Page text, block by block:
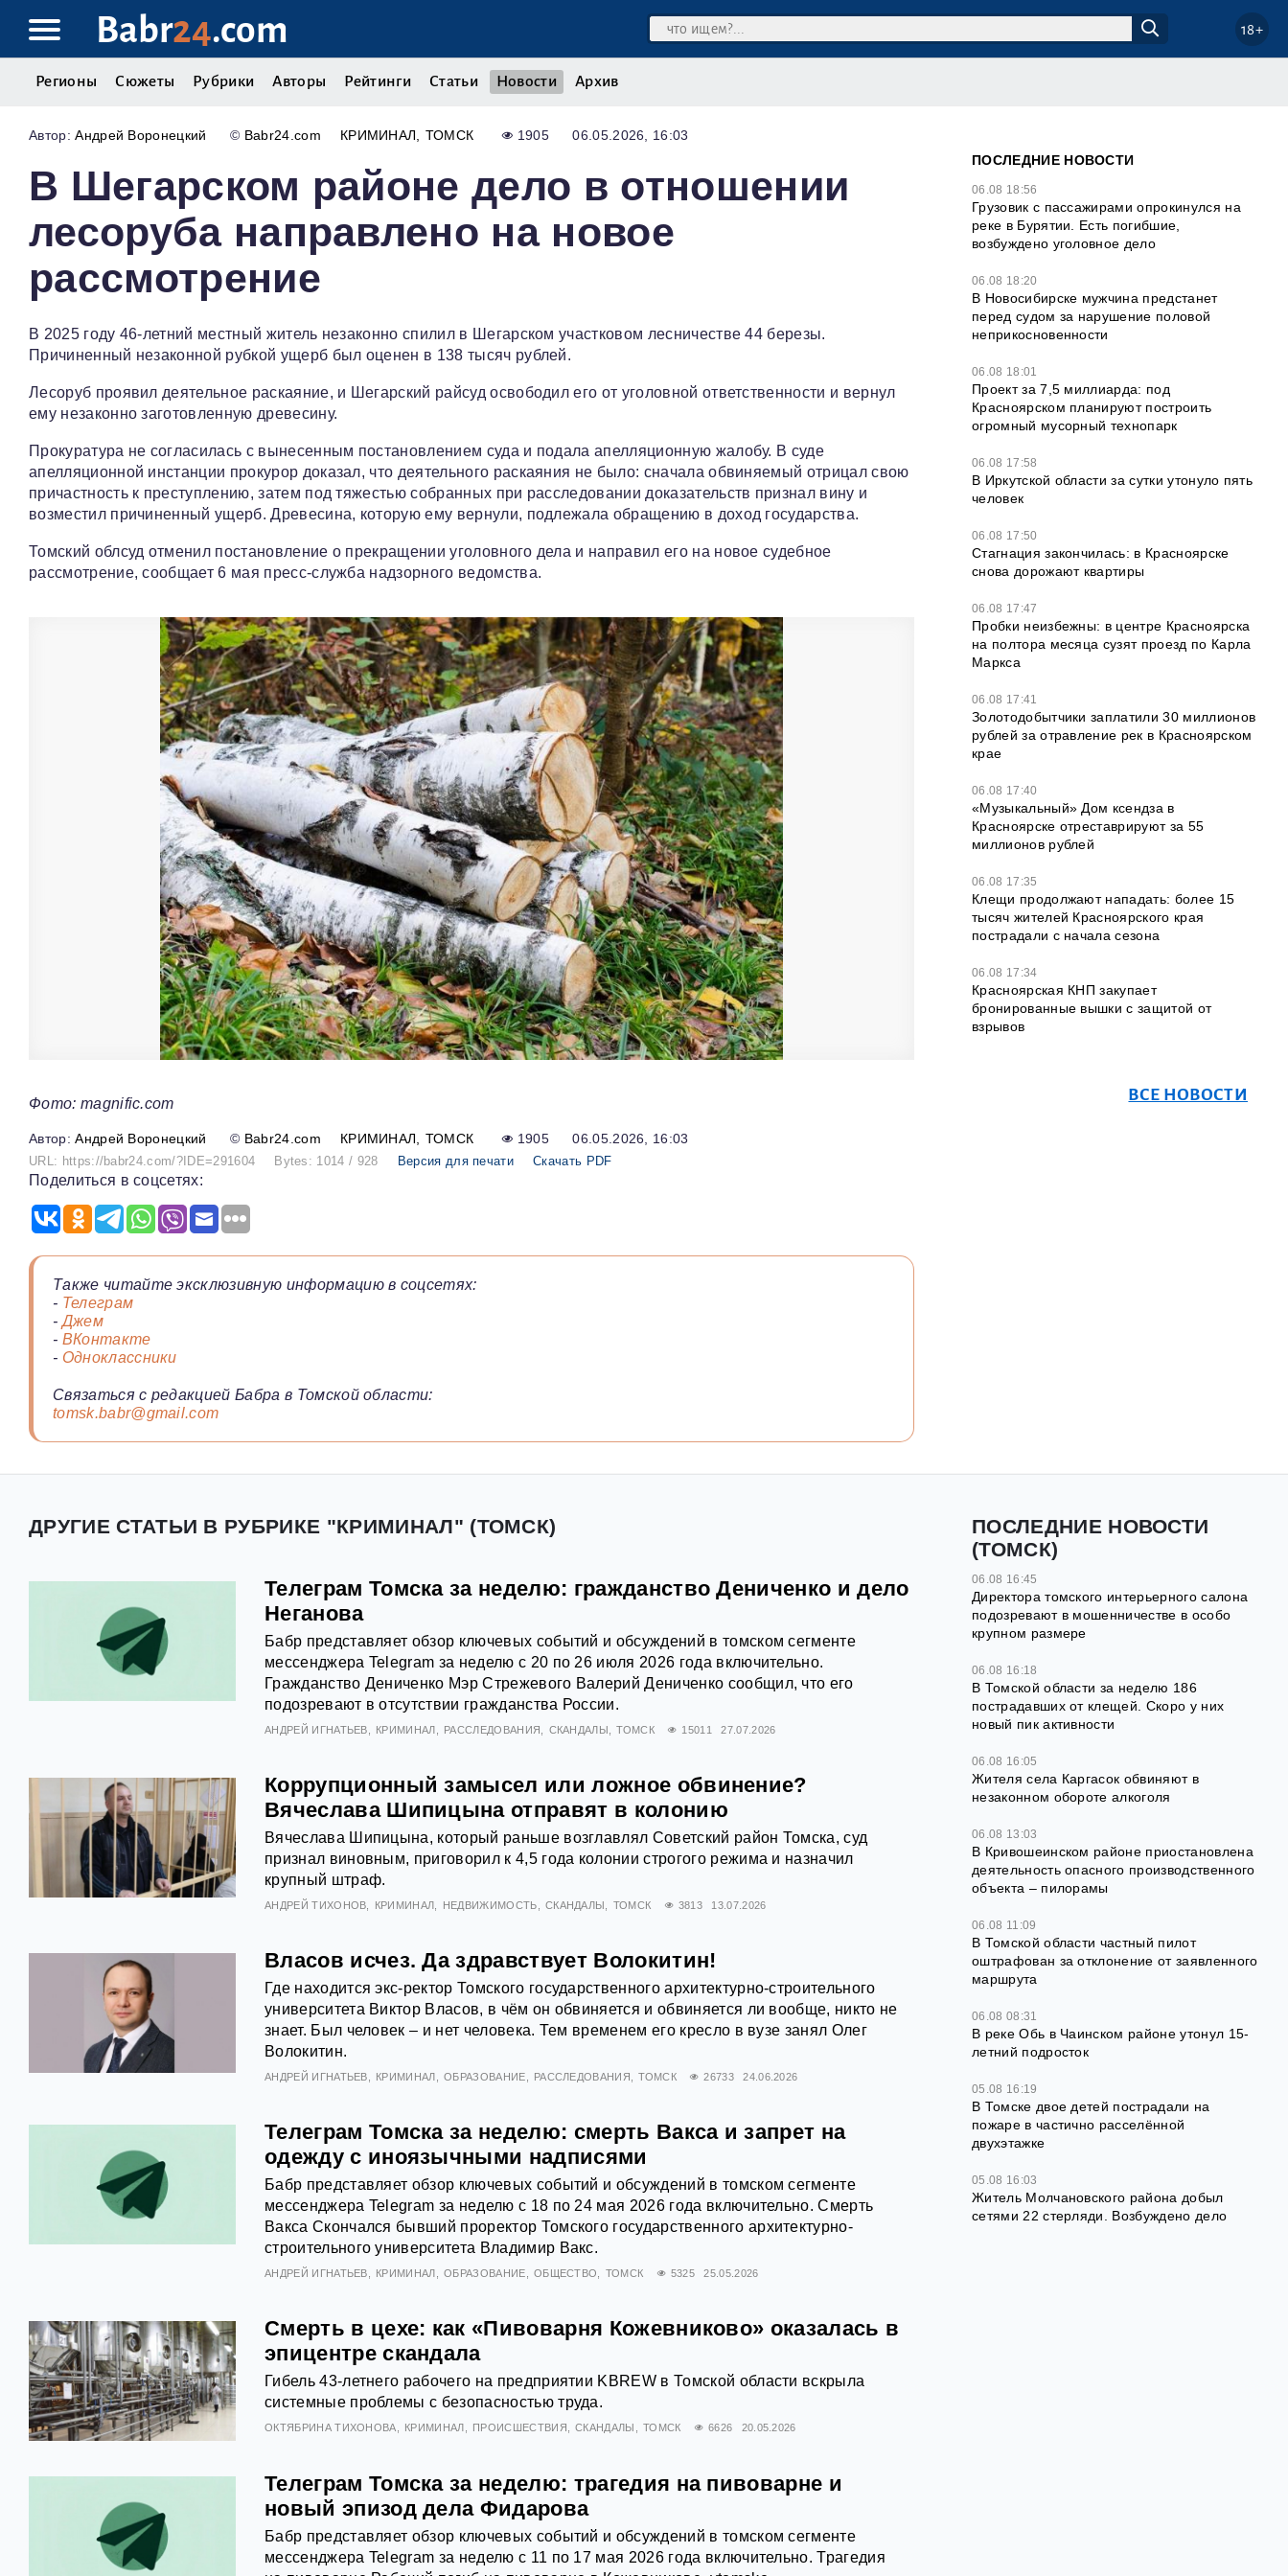
Babr24.com 18+
Регионы Сюжеты Рубрики Авторы Рейтинги Статьи Новости Архив
Андрей Воронецкий © Babr24.com КРИМИНАЛ ТОМСК 1905 06.05.2026, 16:03
В Шегарском районе дело в отношении
лесоруба направлено на новое
рассмотрение
В 2025 году 46-летний местный житель незаконно спилил в Шегарском участковом лесничестве 44 березы.
Причиненный незаконной рубкой ущерб был оценен в 138 тысяч рублей.
Лесоруб проявил деятельное раскаяние, и Шегарский райсуд освободил его от уголовной ответственности и вернул
ему незаконно заготовленную древесину.
Прокуратура не согласилась с вынесенным постановлением суда и подала апелляционную жалобу. В суде
апелляционной инстанции прокурор доказал, что деятельного раскаяния не было: сначала обвиняемый отрицал свою
причастность к преступлению, затем под тяжестью собранных при расследовании доказательств признал вину и
возместил причиненный ущерб. Древесина, которую ему вернули, подлежала обращению в доход государства.
Томский облсуд отменил постановление о прекращении уголовного дела и направил его на новое судебное
рассмотрение, сообщает 6 мая пресс-служба надзорного ведомства.
Фото: magnific.com
Андрей Воронецкий © Babr24.com КРИМИНАЛ ТОМСК 1905 06.05.2026, 16:03
URL: https://babr24.com/?IDE=291604 Bytes: 1014 / 928 Версия для печати Скачать PDF
Поделиться в соцсетях:
Также читайте эксклюзивную информацию в соцсетях:
- Телеграм
-Джем
- ВКонтакте
- Одноклассники
Связаться с редакцией Бабра в Томской области:
tomsk.babr@gmail.com
ПОСЛЕДНИЕ НОВОСТИ
06.08 18:56
Грузовик с пассажирами опрокинулся на
реке в Бурятии. Есть погибшие,
возбуждено уголовное дело
06.08 18:20
В Новосибирске мужчина предстанет
перед судом за нарушение половой
неприкосновенности
06.08 18:01
Проект за 7,5 миллиарда: под
Красноярском планируют построить
огромный мусорный технопарк
06.08 17:58
В Иркутской области за сутки утонуло пять
человек
06.08 17:50
Стагнация закончилась: в Красноярске
снова дорожают квартиры
06.08 17:47
Пробки неизбежны: в центре Красноярска
на полтора месяца сузят проезд по Карла
Маркса
06.08 17:41
Золотодобытчики заплатили 30 миллионов
рублей за отравление рек в Красноярском
крае
06.08 17:40
«Музыкальный» Дом ксендза в
Красноярске отреставрируют за 55
миллионов рублей
06.08 17:35
Клещи продолжают нападать: более 15
тысяч жителей Красноярского края
пострадали с начала сезона
06.08 17:34
Красноярская КНП закупает
бронированные вышки с защитой от
взрывов
ВСЕ НОВОСТИ
ДРУГИЕ СТАТЬИ В РУБРИКЕ "КРИМИНАЛ" (ТОМСК)
Телеграм Томска за неделю: гражданство Дениченко и дело
Неганова
Бабр представляет обзор ключевых событий и обсуждений в томском сегменте
мессенджера Telegram за неделю с 20 по 26 июля 2026 года включительно.
Гражданство Дениченко Мэр Стрежевого Валерий Дениченко сообщил, что его
подозревают в отсутствии гражданства России.
АНДРЕЙ ИГНАТЬЕВ КРИМИНАЛ РАССЛЕДОВАНИЯ СКАНДАЛЫ ТОМСК 15011 27.07.2026
Коррупционный замысел или ложное обвинение?
Вячеслава Шипицына отправят в колонию
Вячеслава Шипицына, который раньше возглавлял Советский район Томска, суд
признал виновным, приговорил к 4,5 года колонии строгого режима и назначил
крупный штраф.
АНДРЕЙ ТИХОНОВ КРИМИНАЛ НЕДВИЖИМОСТЬ СКАНДАЛЫ ТОМСК 3813 13.07.2026
Власов исчез. Да здравствует Волокитин!
Где находится экс-ректор Томского государственного архитектурно-строительного
университета Виктор Власов, в чём он обвиняется и обвиняется ли вообще, никто не
знает. Был человек – и нет человека. Тем временем его кресло в вузе занял Олег
Волокитин.
АНДРЕЙ ИГНАТЬЕВ КРИМИНАЛ ОБРАЗОВАНИЕ РАССЛЕДОВАНИЯ ТОМСК 26733 24.06.2026
Телеграм Томска за неделю: смерть Вакса и запрет на
одежду с иноязычными надписями
Бабр представляет обзор ключевых событий и обсуждений в томском сегменте
мессенджера Telegram за неделю с 18 по 24 мая 2026 года включительно. Смерть
Вакса Скончался бывший проректор Томского государственного архитектурно-
строительного университета Владимир Вакс.
АНДРЕЙ ИГНАТЬЕВ КРИМИНАЛ ОБРАЗОВАНИЕ ОБЩЕСТВО ТОМСК 5325 25.05.2026
Смерть в цехе: как «Пивоварня Кожевниково» оказалась в
эпицентре скандала
Гибель 43-летнего рабочего на предприятии KBREW в Томской области вскрыла
системные проблемы с безопасностью труда.
ОКТЯБРИНА ТИХОНОВА КРИМИНАЛ ПРОИСШЕСТВИЯ СКАНДАЛЫ ТОМСК 6626 20.05.2026
Телеграм Томска за неделю: трагедия на пивоварне и
новый эпизод дела Фидарова
Бабр представляет обзор ключевых событий и обсуждений в томском сегменте
мессенджера Telegram за неделю с 11 по 17 мая 2026 года включительно. Трагедия
ПОСЛЕДНИЕ НОВОСТИ
(ТОМСК)
06.08 16:45
Директора томского интерьерного салона
подозревают в мошенничестве в особо
крупном размере
06.08 16:18
В Томской области за неделю 186
пострадавших от клещей. Скоро у них
новый пик активности
06.08 16:05
Жителя села Каргасок обвиняют в
незаконном обороте алкоголя
06.08 13:03
В Кривошеинском районе приостановлена
деятельность опасного производственного
объекта – пилорамы
06.08 11:09
В Томской области частный пилот
оштрафован за отклонение от заявленного
маршрута
06.08 08:31
В реке Обь в Чаинском районе утонул 15-
летний подросток
05.08 16:19
В Томске двое детей пострадали на
пожаре в частично расселённой
двухэтажке
05.08 16:03
Житель Молчановского района добыл
сетями 22 стерляди. Возбуждено дело